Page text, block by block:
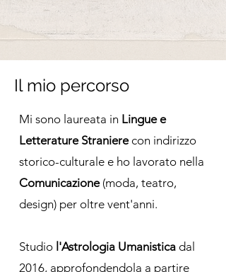
Il mio percorso
Mi sono laureata in Lingue e
Letterature Stranierecon indirizzo
storico-culturale e ho lavorato nella
Comunicazione(moda, teatro,
design) per oltre vent'anni.
Studio l'Astrologia Umanistica dal
2016, approfondendola a partire